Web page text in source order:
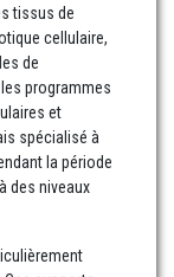
tissus de
cellulaire,
de
programmes
et
spécialisé à
la période
des niveaux